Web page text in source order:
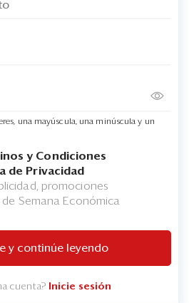
una mayúscula, una minúscula y un
y Condiciones
de Privacidad
promociones
Semana Económica
y continúe leyendo
cuenta? Inicie sesión